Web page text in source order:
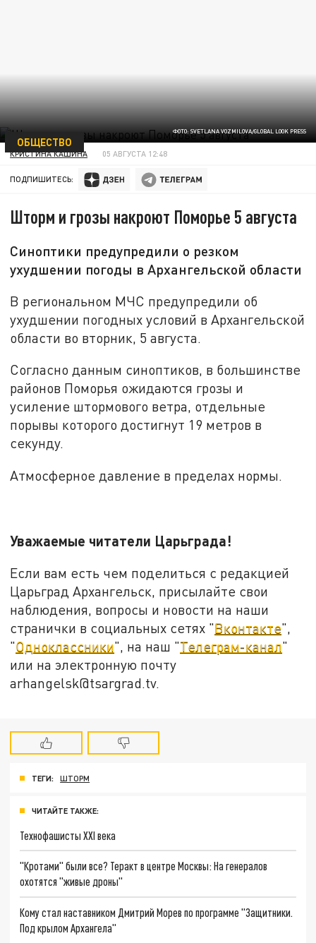
ФОТО: SVETLANA VOZMILOVA/GLOBAL LOOK PRESS
ОБЩЕСТВО
КРИСТИНА КАШИНА 05 АВГУСТА 12:48
ПОДПИШИТЕСЬ:
Шторм и грозы накроют Поморье 5 августа
Синоптики предупредили о резком
ухудшении погоды в Архангельской области
В региональном МЧС предупредили об
ухудшении погодных условий в Архангельской
области во вторник, 5 августа.
Согласно данным синоптиков, в большинстве
районов Поморья ожидаются грозы и
усиление штормового ветра, отдельные
порывы которого достигнут 19 метров в
секунду.
Атмосферное давление в пределах нормы.
Уважаемые читатели Царьграда!
Если вам есть чем поделиться с редакцией
Царьград Архангельск, присылайте свои
наблюдения, вопросы и новости на наши
странички в социальных сетях "Вконтакте",
"Одноклассники", на наш "Телеграм-канал"
или на электронную почту
arhangelsk@tsargrad.tv.
ТЕГИ: ШТОРМ
ЧИТАЙТЕ ТАКЖЕ:
Технофашисты XXI века
"Кротами" были все? Теракт в центре Москвы: На генералов
охотятся "живые дроны"
Кому стал наставником Дмитрий Морев по программе "Защитники.
Под крылом Архангела"